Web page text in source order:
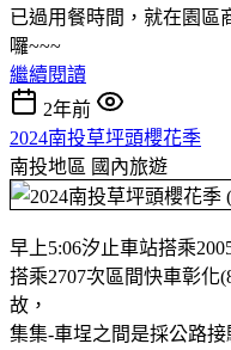
已過用餐時間，就在園區
囉~~~
繼續閱讀
2年前
2024南投草坪頭櫻花季
南投地區 國內旅遊
早上5:06汐止車站搭乘
搭乘2707次區間快車彰化
故，
集集-車埕之間是採公路